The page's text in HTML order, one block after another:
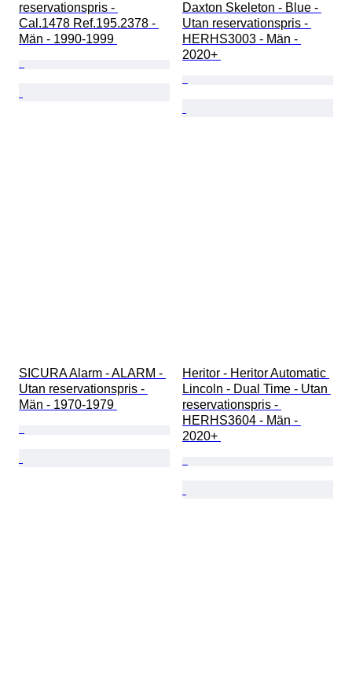
reservationspris -
Cal.1478 Ref.195.2378 -
Män - 1990-1999
Daxton Skeleton - Blue -
Utan reservationspris -
HERHS3003 - Män -
2020+
SICURA Alarm - ALARM -
Utan reservationspris -
Män - 1970-1979
Heritor - Heritor Automatic
Lincoln - Dual Time - Utan
reservationspris -
HERHS3604 - Män -
2020+